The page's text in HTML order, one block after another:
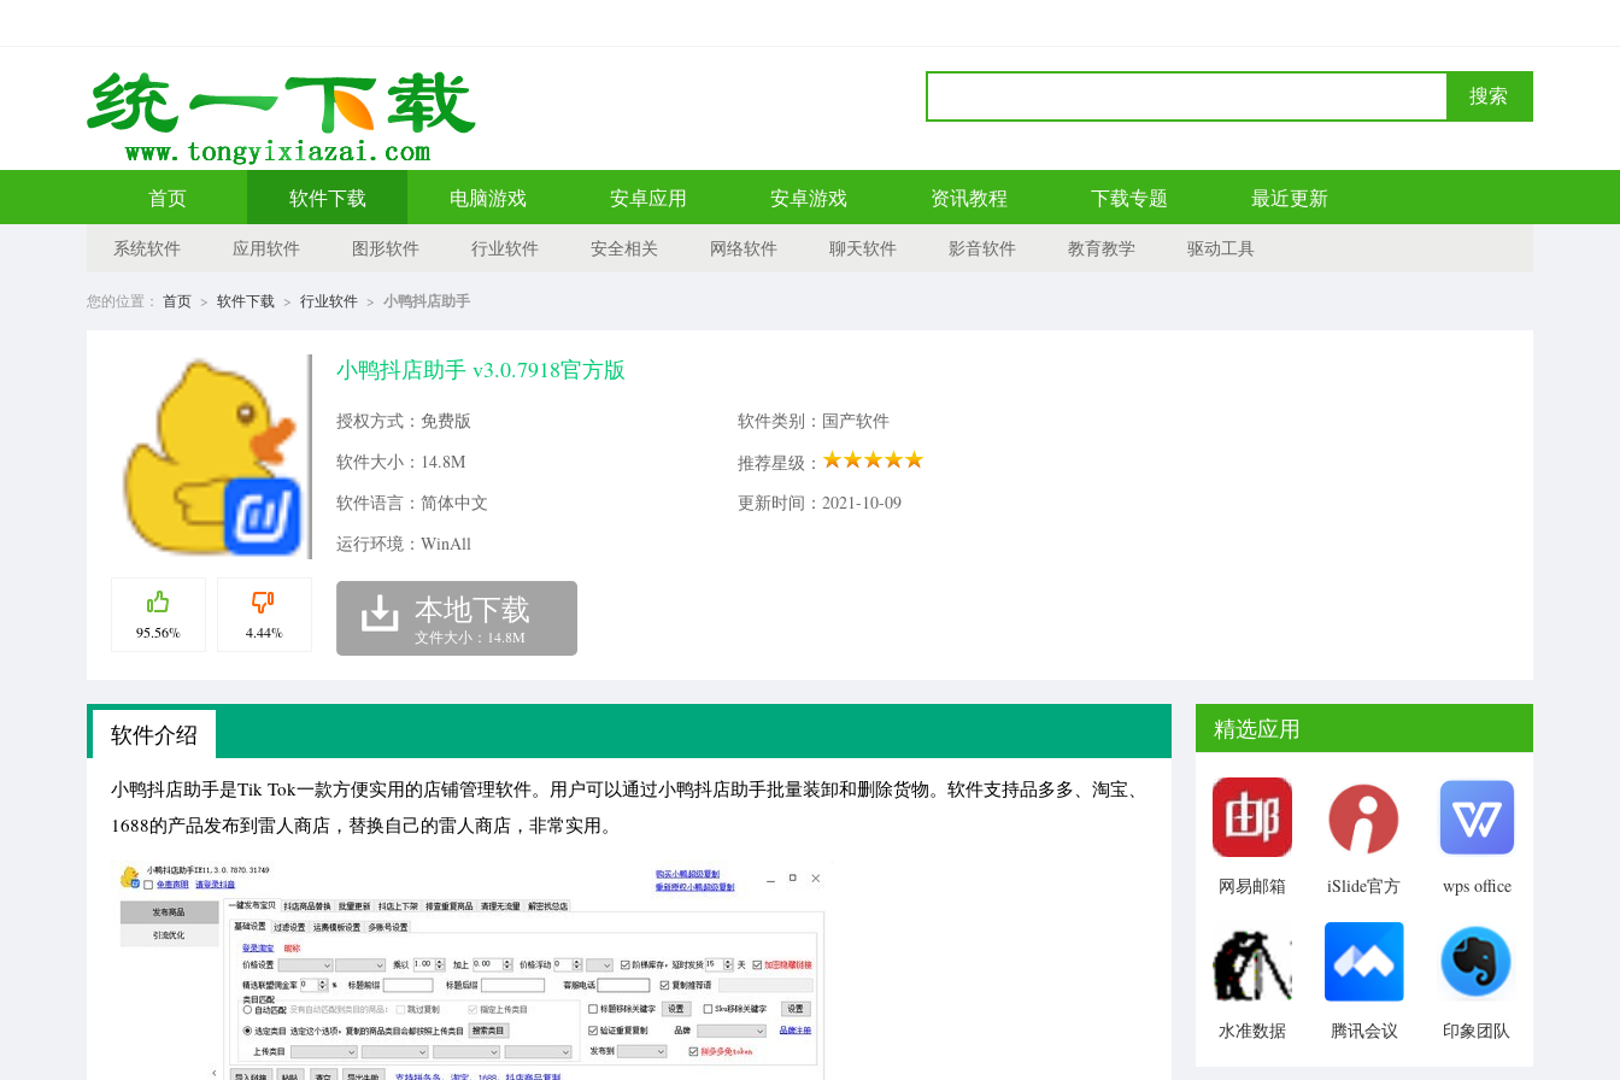
搜索
首页 软件下载 电脑游戏 安卓应用 安卓游戏 资讯教程 下载专题 最近更新
系统软件 应用软件 图形软件 行业软件 安全相关 网络软件 聊天软件 影音软件 教育教学 驱动工具
您的位置： 首页 > 软件下载 > 行业软件 > 小鸭抖店助手
95.56% 4.44%
小鸭抖店助手 v3.0.7918官方版
授权方式：免费版
软件类别：国产软件
软件大小：14.8M
推荐星级：
软件语言：简体中文
更新时间：2021-10-09
运行环境：WinAll
本地下载
文件大小：14.8M
软件介绍
小鸭抖店助手是Tik Tok一款方便实用的店铺管理软件。用户可以通过小鸭抖店助手批量装卸和删除货物。软件支持品多多、淘宝、
1688的产品发布到雷人商店，替换自己的雷人商店，非常实用。
精选应用
网易邮箱
版
iSlide官方
wps office
官方
水准数据
腾讯会议
印象团队